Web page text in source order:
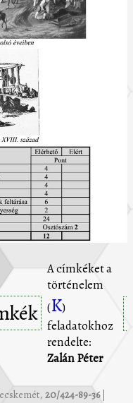
A címkéket a
történelem
(K)
feladatokhoz
rendelte:
Zalán Péter
20/424-89-36|